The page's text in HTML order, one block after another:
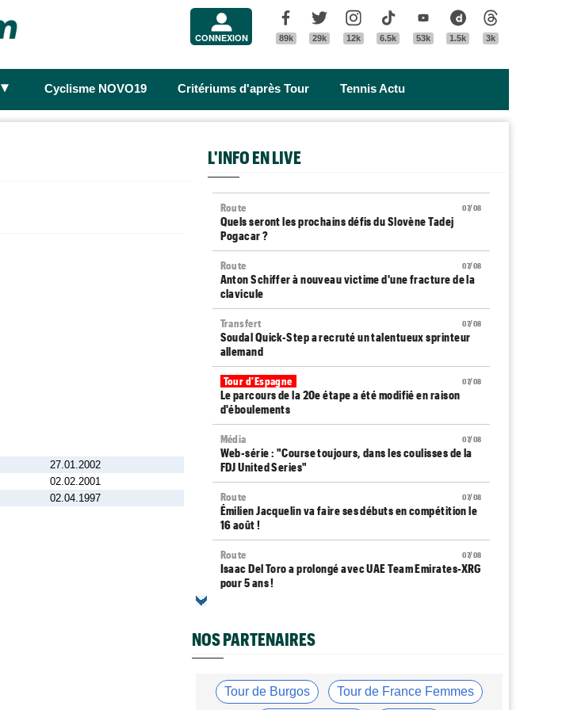
CONNEXION
Facebook
89k
Twitter
29k
Instagram
12k
Tik Tok
6.5k
Youtube
53k
Dailymotion
1.5k 3k
► Cyclisme NOVO19 Critériums d'après Tour Tennis Actu
27.01.2002
02.02.2001
02.04.1997
L'INFO EN LIVE
07/08
Route
Quels seront les prochains défis du Slovène Tadej
Pogacar ?
07/08
Route
Anton Schiffer à nouveau victime d'une fracture de la
clavicule
07/08
Transfert
Soudal Quick-Step a recruté un talentueux sprinteur
allemand
07/08
Tour d'Espagne
Le parcours de la 20e étape a été modifié en raison
d'éboulements
07/08
Média
Web-série : "Course toujours, dans les coulisses de la
FDJ United Series"
07/08
Route
Émilien Jacquelin va faire ses débuts en compétition le
16 août !
07/08
Route
Isaac Del Toro a prolongé avec UAE Team Emirates-XRG
pour 5 ans !
monnaie courante"
Le Mercato vélo est ouvert... toutes les dernières infos
et rumeurs
NOS PARTENAIRES
Tour de Burgos Tour de France Femmes